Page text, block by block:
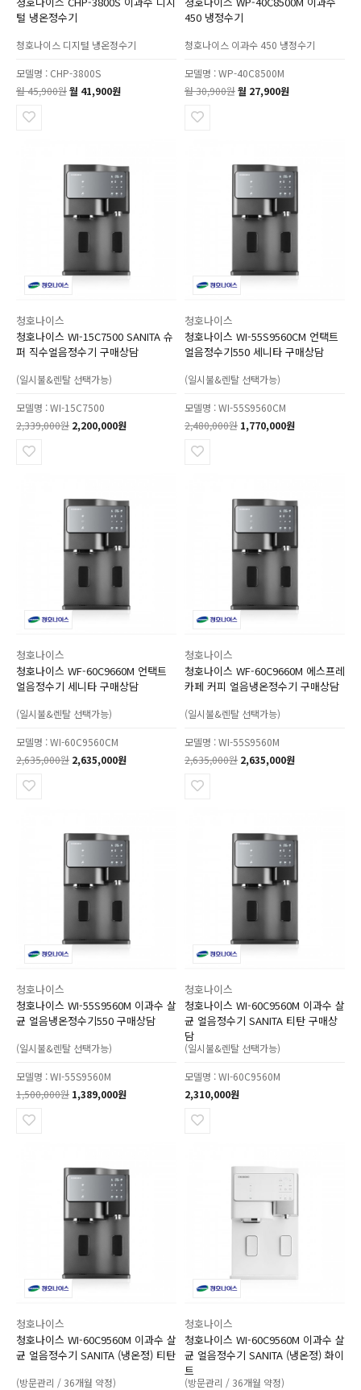
털 냉온정수기
청호나이스 디지털 냉온정수기
모델명 : CHP-3800S
월 45,900원월 41,900원
450 냉정수기
청호나이스 이과수 450 냉정수기
모델명 : WP-40C8500M
월 30,900원월 27,900원
청호나이스
청호나이스 WI-15C7500 SANITA 슈
퍼 직수얼음정수기 구매상담
(일시불&렌탈 선택가능)
모델명 : WI-15C7500
2,339,000원 2,200,000원
청호나이스
청호나이스 WI-55S9560CM 언택트
얼음정수기550 세니타 구매상담
(일시불&렌탈 선택가능)
모델명 : WI-55S9560CM
2,480,000원 1,770,000원
청호나이스
청호나이스 WF-60C9660M 언택트
얼음정수기 세니타 구매상담
(일시불&렌탈 선택가능)
모델명 : WI-60C9560CM
2,635,000원 2,635,000원
청호나이스
청호나이스 WF-60C9660M 에스프레
카페 커피 얼음냉온정수기 구매상담
(일시불&렌탈 선택가능)
모델명 : WI-55S9560M
2,635,000원 2,635,000원
청호나이스
청호나이스 WI-55S9560M 이과수 살
균 얼음냉온정수기550 구매상담
(일시불&렌탈 선택가능)
모델명 : WI-55S9560M
1,500,000원 1,389,000원
청호나이스
청호나이스 WI-60C9560M 이과수 살
균 얼음정수기 SANITA 티탄 구매상
담
(일시불&렌탈 선택가능)
모델명 : WI-60C9560M
2,310,000원
청호나이스
청호나이스 WI-60C9560M 이과수 살
균 얼음정수기 SANITA (냉온정) 티탄
(방문관리 / 36개월 약정)
청호나이스
청호나이스 WI-60C9560M 이과수 살
균 얼음정수기 SANITA (냉온정) 화이
트
(방문관리 / 36개월 약정)